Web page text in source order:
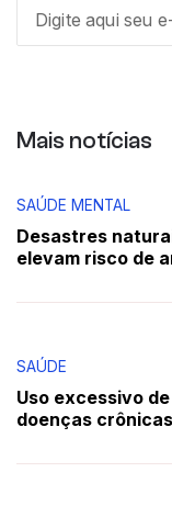
Mais notícias
SAÚDE MENTAL
Desastres
elevam risco de
SAÚDE
Uso excessivo
doenças